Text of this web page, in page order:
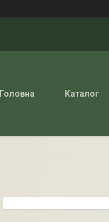
Головна Каталог